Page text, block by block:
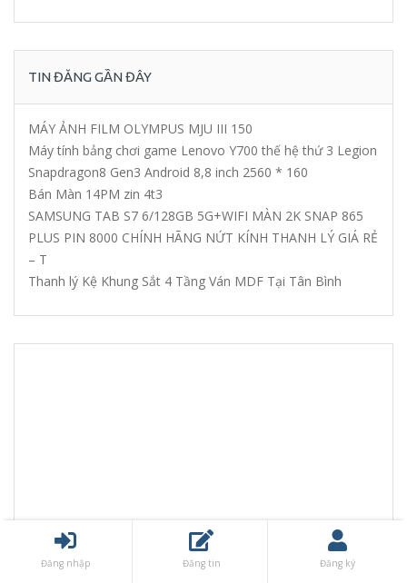
Đăng nhập Đăng tin Đăng ký
TIN ĐĂNG GẦN ĐÂY
MÁY ẢNH FILM OLYMPUS MJU III 150
Máy tính bảng chơi game Lenovo Y700 thế hệ thứ 3 Legion
Snapdragon8 Gen3 Android 8,8 inch 2560 * 160
Bán Màn 14PM zin 4t3
SAMSUNG TAB S7 6/128GB 5G+WIFI MÀN 2K SNAP 865
PLUS PIN 8000 CHÍNH HÃNG NỨT KÍNH THANH LÝ GIÁ RẺ
– T
Thanh lý Kệ Khung Sắt 4 Tầng Ván MDF Tại Tân Bình